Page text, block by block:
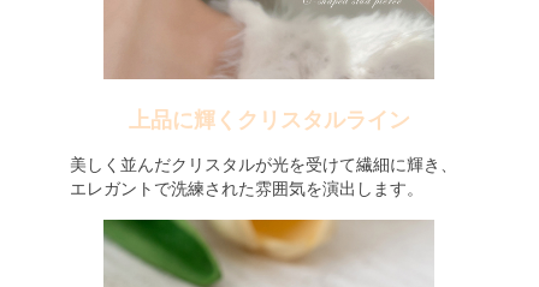
上品に輝くクリスタルライン
美しく並んだクリスタルが光を受けて繊細に輝き、
エレガントで洗練された雰囲気を演出します。